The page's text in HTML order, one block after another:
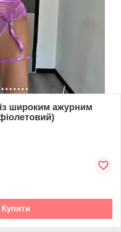
широким ажурним
Купити